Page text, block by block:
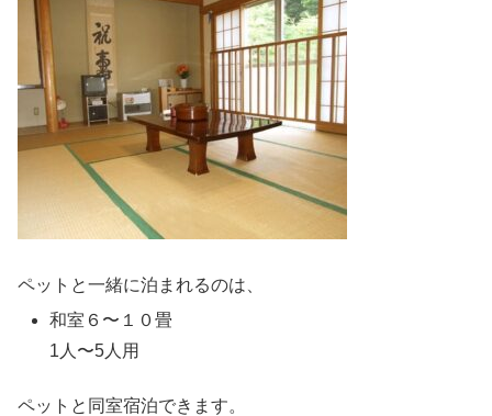
ペットと一緒に泊まれるのは、
和室６〜１０畳
1人〜5人用
ペットと同室宿泊できます。